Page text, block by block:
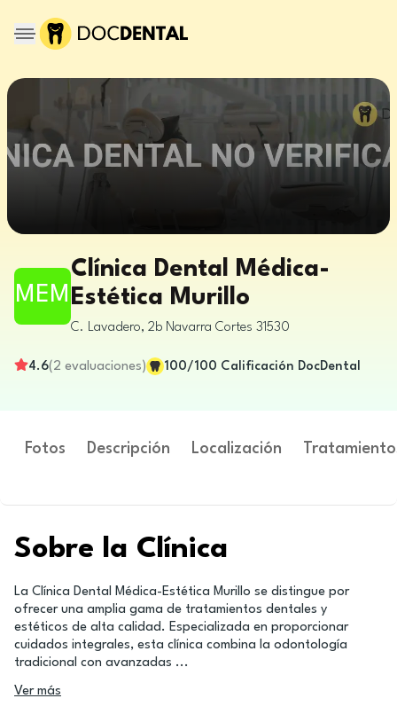
MEM
Clínica Dental Médica-
Estética Murillo
C. Lavadero, 2b Navarra Cortes 31530
4.6( 2 evaluaciones) 100/100 Calificación DocDental
Fotos Descripción Localización
Sobre la Clínica
La Clínica Dental Médica-Estética Murillo se distingue por
ofrecer una amplia gama de tratamientos dentales y
estéticos de alta calidad. Especializada en proporcionar
cuidados integrales, esta clínica combina la odontología
tradicional con avanzadas ...
Ver más